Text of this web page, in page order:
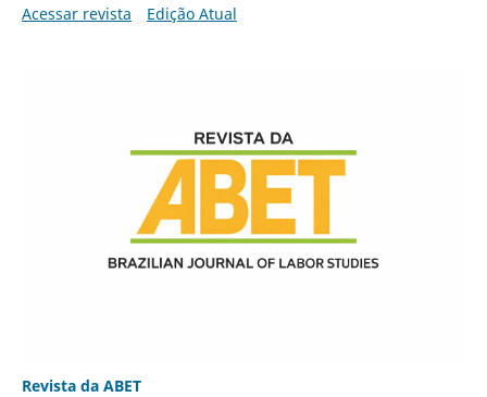
Acessar revista Edição Atual
Revista da ABET